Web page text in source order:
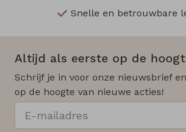
Snelle en betrouwbare
Altijd als eerste op de
Schrijf je in voor onze nieuwsbrief
op de hoogte van nieuwe acties!